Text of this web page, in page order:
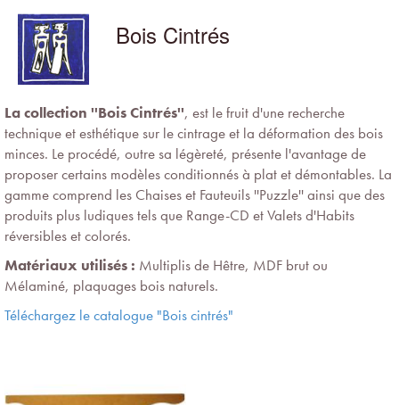
Bois Cintrés
La collection ''Bois Cintrés'', est le fruit d'une recherche
technique et esthétique sur le cintrage et la déformation des bois
minces. Le procédé, outre sa légèreté, présente l'avantage de
proposer certains modèles conditionnés à plat et démontables. La
gamme comprend les Chaises et Fauteuils ''Puzzle'' ainsi que des
produits plus ludiques tels que Range-CD et Valets d'Habits
réversibles et colorés.
Matériaux utilisés : Multiplis de Hêtre, MDF brut ou
Mélaminé, plaquages bois naturels.
Téléchargez le catalogue "Bois cintrés"